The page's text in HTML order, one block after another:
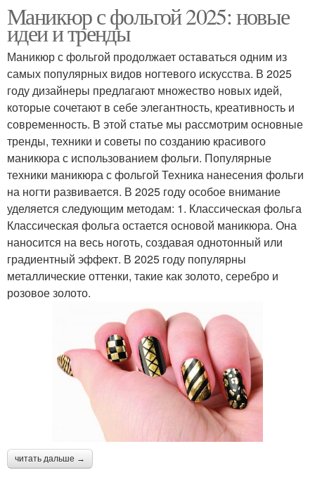
Маникюр с фольгой 2025: новые
идеи и тренды
Маникюр с фольгой продолжает оставаться одним из
самых популярных видов ногтевого искусства. В 2025
году дизайнеры предлагают множество новых идей,
которые сочетают в себе элегантность, креативность и
современность. В этой статье мы рассмотрим основные
тренды, техники и советы по созданию красивого
маникюра с использованием фольги. Популярные
техники маникюра с фольгой Техника нанесения фольги
на ногти развивается. В 2025 году особое внимание
уделяется следующим методам: 1. Классическая фольга
Классическая фольга остается основой маникюра. Она
наносится на весь ноготь, создавая однотонный или
градиентный эффект. В 2025 году популярны
металлические оттенки, такие как золото, серебро и
розовое золото.
читать дальше →